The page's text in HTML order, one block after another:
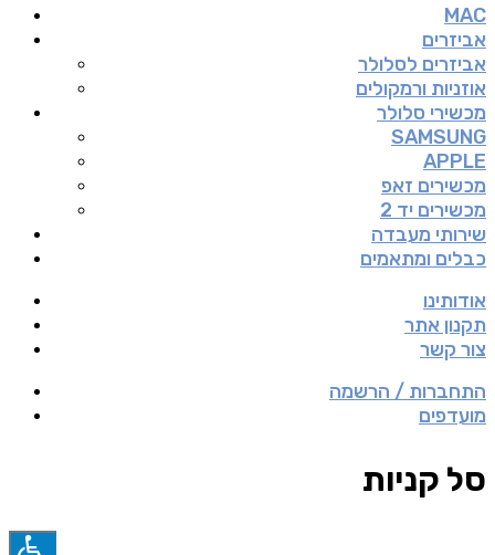
MAC
אביזרים
אביזרים לסלולר
אוזניות ורמקולים
מכשירי סלולר
SAMSUNG
APPLE
מכשירים זאפ
מכשירים יד 2
שירותי מעבדה
כבלים ומתאמים
אודותינו
תקנון אתר
צור קשר
התחברות / הרשמה
מועדפים
סל קניות